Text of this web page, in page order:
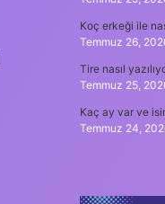
Koç erkeği ile
Temmuz 26,
Tire nasıl
Temmuz 25,
Kaç ay var ve
Temmuz 24,